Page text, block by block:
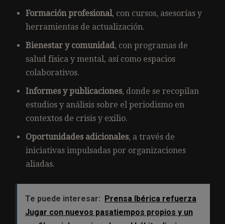
Formación profesional, con cursos, asesorías y
herramientas de actualización.
Bienestar y comunidad, con programas de
salud física y mental, así como espacios
colaborativos.
Informes y publicaciones, donde se recopilan
estudios y análisis sobre el periodismo en
contextos de crisis y exilio.
Oportunidades adicionales, a través de
iniciativas impulsadas por organizaciones
aliadas.
Te puede interesar: Prensa Ibérica refuerza
Jugar con nuevos pasatiempos propios y un